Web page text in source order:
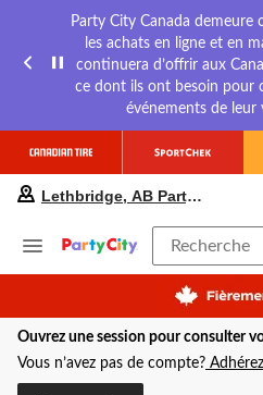
Party City Canada demeure
les achats en ligne et en
continuera d’offrir aux
ce dont ils ont besoin pour
événements de leur
Lethbridge, AB Party City
Recherche
Ouvrez une session pour consulter
Vous n’avez pas de compte?